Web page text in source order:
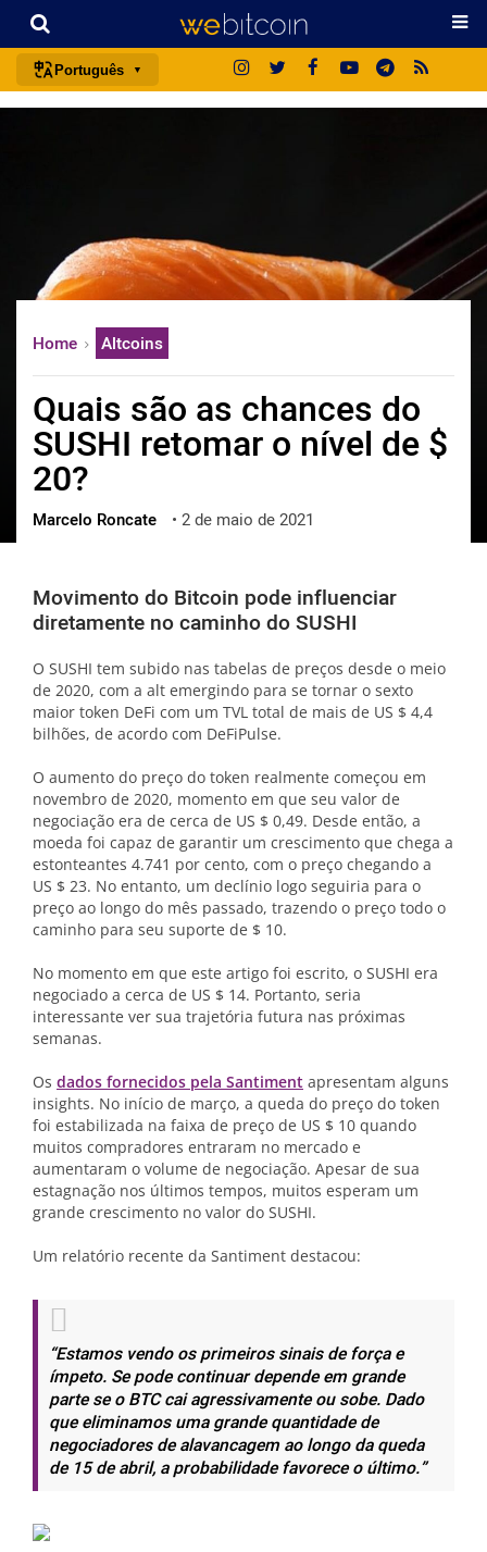
Português
italiano
deutsch
中文
한국어
العربية
ไทย
ქართული
Home Altcoins
Quais são as chances do
SUSHI retomar o nível de $
20?
Marcelo Roncate • 2 de maio de 2021
Movimento do Bitcoin pode influenciar
diretamente no caminho do SUSHI
O SUSHI tem subido nas tabelas de preços desde o meio
de 2020, com a alt emergindo para se tornar o sexto
maior token DeFi com um TVL total de mais de US $ 4,4
bilhões, de acordo com DeFiPulse.
O aumento do preço do token realmente começou em
novembro de 2020, momento em que seu valor de
negociação era de cerca de US $ 0,49. Desde então, a
moeda foi capaz de garantir um crescimento que chega a
estonteantes 4.741 por cento, com o preço chegando a
US $ 23. No entanto, um declínio logo seguiria para o
preço ao longo do mês passado, trazendo o preço todo o
caminho para seu suporte de $ 10.
No momento em que este artigo foi escrito, o SUSHI era
negociado a cerca de US $ 14. Portanto, seria
interessante ver sua trajetória futura nas próximas
semanas.
Os dados fornecidos pela Santiment apresentam alguns
insights. No início de março, a queda do preço do token
foi estabilizada na faixa de preço de US $ 10 quando
muitos compradores entraram no mercado e
aumentaram o volume de negociação. Apesar de sua
estagnação nos últimos tempos, muitos esperam um
grande crescimento no valor do SUSHI.
Um relatório recente da Santiment destacou:
“Estamos vendo os primeiros sinais de força e
ímpeto. Se pode continuar depende em grande
parte se o BTC cai agressivamente ou sobe. Dado
que eliminamos uma grande quantidade de
negociadores de alavancagem ao longo da queda
de 15 de abril, a probabilidade favorece o último.”